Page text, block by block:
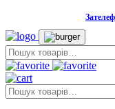
Пошук:
Пошук: